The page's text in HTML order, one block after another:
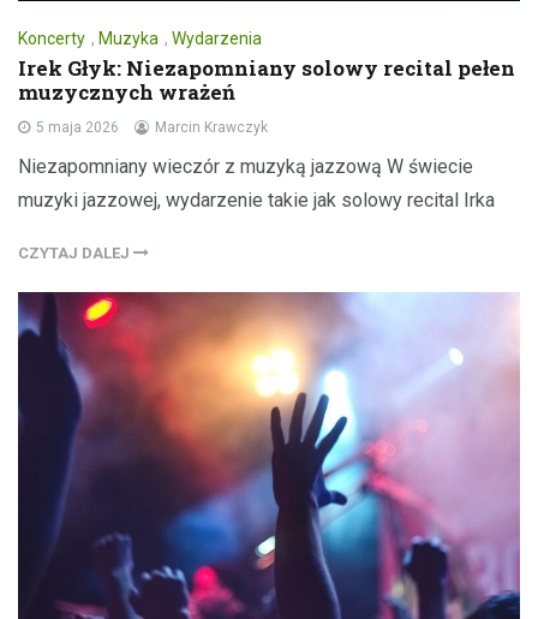
Koncerty , Muzyka , Wydarzenia
Irek Głyk: Niezapomniany solowy recital pełen
muzycznych wrażeń
5 maja 2026 Marcin Krawczyk
Niezapomniany wieczór z muzyką jazzową W świecie
muzyki jazzowej, wydarzenie takie jak solowy recital Irka
CZYTAJ DALEJ